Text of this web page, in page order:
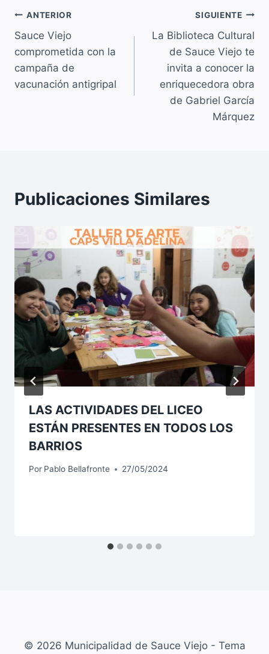
b
o
o
k
A
p
p
Navegación
de
entradas
ANTERIOR
Sauce Viejo
comprometida con la
campaña de
vacunación antigripal
SIGUIENTE
La Biblioteca Cultural
de Sauce Viejo te
invita a conocer la
enriquecedora obra
de Gabriel García
Márquez
Publicaciones Similares
LAS ACTIVIDADES DEL LICEO
ESTÁN PRESENTES EN TODOS LOS
BARRIOS
Por Pablo Bellafronte 27/05/2024
© 2026 Municipalidad de Sauce Viejo - Tema